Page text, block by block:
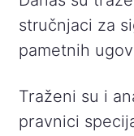
stručnjaci za
pametnih
Traženi su i
pravnici